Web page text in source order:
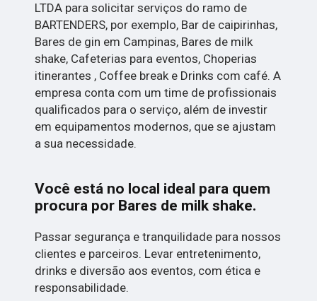
LTDA para solicitar serviços do ramo de
BARTENDERS, por exemplo, Bar de caipirinhas,
Bares de gin em Campinas, Bares de milk
shake, Cafeterias para eventos, Choperias
itinerantes , Coffee break e Drinks com café. A
empresa conta com um time de profissionais
qualificados para o serviço, além de investir
em equipamentos modernos, que se ajustam
a sua necessidade.
Você está no local ideal para quem
procura por Bares de milk shake.
Passar segurança e tranquilidade para nossos
clientes e parceiros. Levar entretenimento,
drinks e diversão aos eventos, com ética e
responsabilidade.